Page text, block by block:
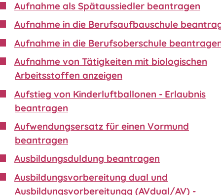
Aufnahme als Spätaussiedler beantragen
Aufnahme in die Berufsaufbauschule
Aufnahme in die Berufsoberschule
Aufnahme von Tätigkeiten mit biologischen
Arbeitsstoffen anzeigen
Aufstieg von Kinderluftballonen - Erlaubnis
beantragen
Aufwendungsersatz für einen Vormund
beantragen
Ausbildungsduldung beantragen
Ausbildungsvorbereitung dual und
Ausbildungsvorbereitungg (AVdual/AV) -